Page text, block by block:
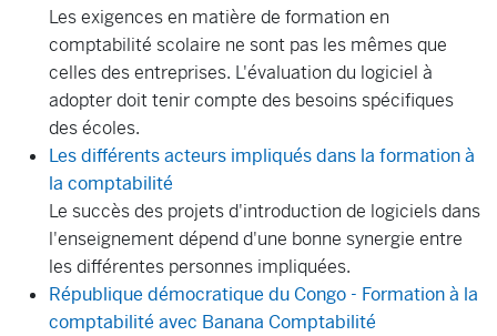
Les exigences en matière de formation en
comptabilité scolaire ne sont pas les mêmes que
celles des entreprises. L'évaluation du logiciel à
adopter doit tenir compte des besoins spécifiques
des écoles.
Les différents acteurs impliqués dans la formation à
la comptabilité
Le succès des projets d'introduction de logiciels dans
l'enseignement dépend d'une bonne synergie entre
les différentes personnes impliquées.
République démocratique du Congo - Formation à la
comptabilité avec Banana Comptabilité